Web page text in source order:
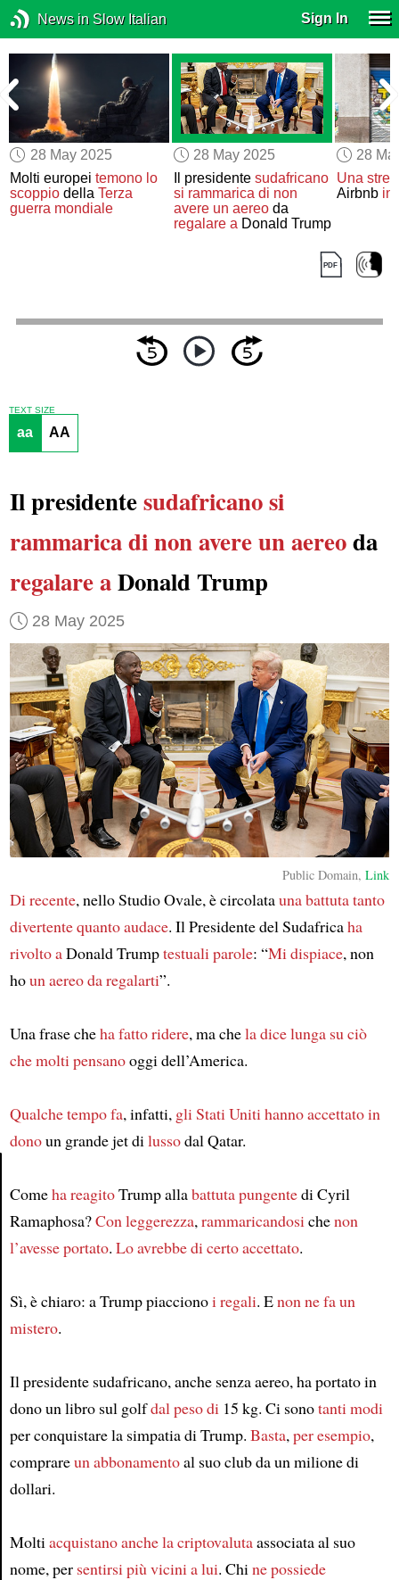
News in Slow Italian Sign In
28 May 2025
Molti europeitemono lo
scoppio dellaTerza
guerra mondiale
28 May 2025
Il presidente sudafricano
si rammarica di non
avere un aereoda
regalare aDonald Trump
28
Una
Airbnb in
Article
TEXT SIZE
aa AA
Il presidentesudafricanosi
rammarica di non avereun aereoda
regalare aDonald Trump
28 May 2025
Public Domain,Link
Di recente, nello Studio Ovale, è circolatauna battutatanto
divertente quanto audace. Il Presidente del Sudafricaha
rivolto aDonald Trumptestuali parole: “Mi dispiace, non
houn aereo da regalarti”.
Una frase cheha fatto ridere, ma chela dice lunga suciò
che molti pensanooggi dell’America.
Qualche tempo fa, infatti, gli Stati Unitihanno accettato in
donoun grande jet dilussodal Qatar.
Comeha reagitoTrump allabattuta pungentedi Cyril
Ramaphosa?Con leggerezza,rammaricandosichenon
l’avesse portato. Lo avrebbe di certo accettato.
Sì, è chiaro: a Trump piaccionoi regali. Enon ne fa un
mistero.
Il presidente sudafricano, anche senza aereo, ha portato in
dono un libro sul golfdal peso di15 kg. Ci sonotanti modi
per conquistare la simpatia di Trump. Basta,per esempio,
comprareun abbonamentoal suo club da un milione di
dollari.
Moltiacquistano anchela criptovalutaassociata al suo
nome, per sentirsi più vicini a lui. Chine possiede